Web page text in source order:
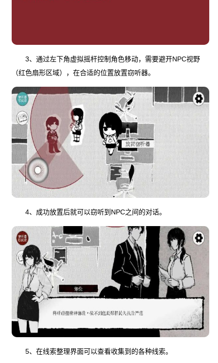
3、通过左下角虚拟摇杆控制角色移动，需要避开NPC视野
（红色扇形区域），在合适的位置放置窃听器。
4、成功放置后就可以窃听到NPC之间的对话。
5、在线索整理界面可以查看收集到的各种线索。